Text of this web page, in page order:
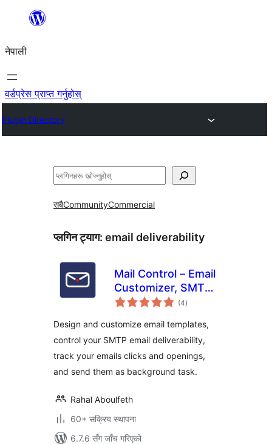
सामग्रीमा
नेपाली
वर्डप्रेस प्राप्त गर्नुहोस्
Plugin Directory
खोज्नुहोस्
सबैCommunityCommercial
प्लगिन ट्याग: email deliverability
Mail Control – Email
Customizer, SMTP
Deliverability,
click Tracking
(4कुल
रेटिङ्गहरू
)
Design and customize email templates,
control your SMTP email deliverability,
track your emails clicks and openings,
and send them as background task.
Rahal Aboulfeth
60+ सक्रिय स्थापना
6.7.6 सँग जाँच गरिएको